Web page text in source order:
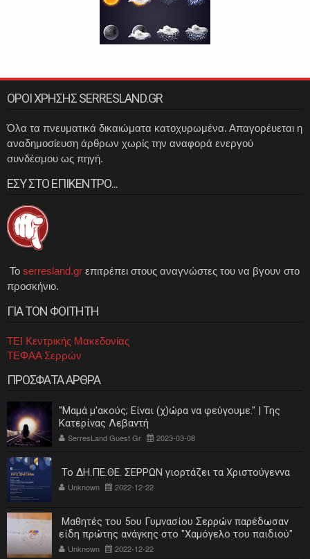
ΟΡΟΙ ΧΡΗΣΗΣ SERRESLAND.GR
Όλα τα πνευματικά δικαιώματα κατοχυρωμένα. Απαγορέυεται η
αναδημοσίευση άρθρων χωρίς την αναφορά ενεργού
συνδέσμου ως πηγή.
ΕΣΥ ΣΤΟ ΕΠΙΚΕΝΤΡΟ...
Το serresland.gr επιτρέπει στους αναγνώστες του να βγουν στο
προσκήνιο.
ΓΙΑ ΤΟΝ ΦΟΙΤΗΤΗ
ΤΕΙ Κεντρικής Μακεδονίας
ΤΕΦΑΑ Σερρών
ΠΡΟΣΦΑΤΑ ΑΡΘΡΑ
"Μαμά μ'ακούς; Είναι (χ)ώρα να φεύγουμε." | Της
Κατερίνας Λεβαντή
SerresLand Guest Gr 2023-03-08
Το ΔΗ.ΠΕ.ΘΕ. ΣΕΡΡΩΝ γιορτάζει τα Χριστούγεννα
Unknown 2022-12-22
Μαθητές του 5ου Γυμνασίου Σερρών παρέδωσαν
είδη πρώτης ανάγκης στο "Χαμόγελο του παιδιού"
Unknown 2022-12-22